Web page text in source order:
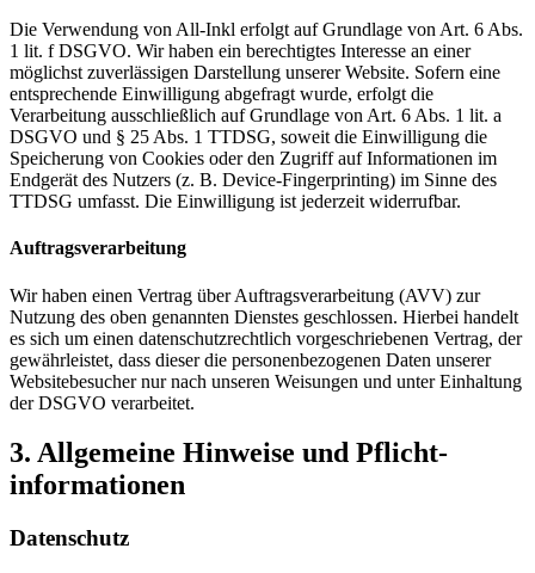
Die Verwendung von All-Inkl erfolgt auf Grundlage von Art. 6 Abs.
1 lit. f DSGVO. Wir haben ein berechtigtes Interesse an einer
möglichst zuverlässigen Darstellung unserer Website. Sofern eine
entsprechende Einwilligung abgefragt wurde, erfolgt die
Verarbeitung ausschließlich auf Grundlage von Art. 6 Abs. 1 lit. a
DSGVO und § 25 Abs. 1 TTDSG, soweit die Einwilligung die
Speicherung von Cookies oder den Zugriff auf Informationen im
Endgerät des Nutzers (z. B. Device-Fingerprinting) im Sinne des
TTDSG umfasst. Die Einwilligung ist jederzeit widerrufbar.
Auftragsverarbeitung
Wir haben einen Vertrag über Auftragsverarbeitung (AVV) zur
Nutzung des oben genannten Dienstes geschlossen. Hierbei handelt
es sich um einen datenschutzrechtlich vorgeschriebenen Vertrag, der
gewährleistet, dass dieser die personenbezogenen Daten unserer
Websitebesucher nur nach unseren Weisungen und unter Einhaltung
der DSGVO verarbeitet.
3. Allgemeine Hinweise und Pflicht­
informationen
Datenschutz